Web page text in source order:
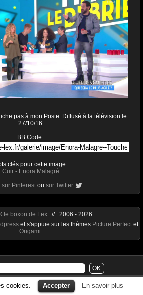
pas à mon Poste. Diffusé à la télévision le
27/10/16.
BB Code :
clés pour cette image :
Cuir - Enora Malagré
sur Pinterest ou sur Twitter
cookies. Accepter En savoir plus
le boxon de Lex// 2006 - 2026
et s'appuie sur les thèmes Picture Perfect et
Origami.